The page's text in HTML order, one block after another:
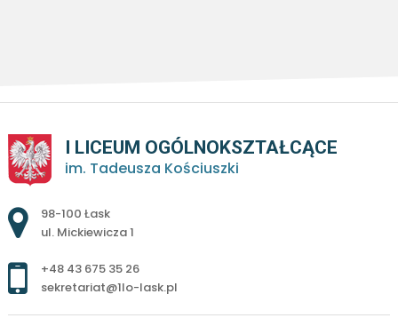
I LICEUM OGÓLNOKSZTAŁCĄCE
im. Tadeusza Kościuszki
Adres pocztowy:
98-100 Łask
ul. Mickiewicza 1
+48 43 675 35 26
sekretariat@1lo-lask.pl